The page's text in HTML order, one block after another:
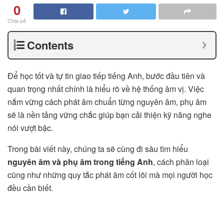
0
Chia sẻ
Contents
Để học tốt và tự tin giao tiếp tiếng Anh, bước đầu tiên và
quan trọng nhất chính là hiểu rõ về hệ thống âm vị. Việc
nắm vững cách phát âm chuẩn từng nguyên âm, phụ âm
sẽ là nền tảng vững chắc giúp bạn cải thiện kỹ năng nghe
nói vượt bậc.
Trong bài viết này, chúng ta sẽ cùng đi sâu tìm hiểu
nguyên âm và phụ âm trong tiếng Anh, cách phân loại
cũng như những quy tắc phát âm cốt lõi mà mọi người học
đều cần biết.